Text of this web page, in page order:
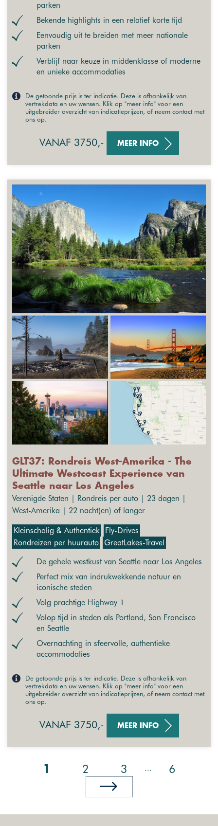
parken
Bekende highlights in een relatief korte tijd
Eenvoudig uit te breiden met meer nationale
parken
Verblijf naar keuze in middenklasse of moderne
en unieke accommodaties
De getoonde prijs is ter indicatie. Deze is afhankelijk van
vertrekdata en uw wensen. Klik op "meer info" voor een
uitgebreider overzicht van indicatieprijzen, of neem contact met
ons op.
VANAF 3750,- MEER INFO
GLT37: Rondreis West-Amerika - The
Ultimate Westcoast Experience van
Seattle naar Los Angeles
Verenigde Staten | Rondreis per auto | 23 dagen |
West-Amerika | 22 nacht(en) of langer
Kleinschalig & Authentiek
Fly-Drives
Rondreizen per huurauto GreatLakes-Travel
De gehele westkust van Seattle naar Los Angeles
Perfect mix van indrukwekkende natuur en
iconische steden
Volg prachtige Highway 1
Volop tijd in steden als Portland, San Francisco
en Seattle
Overnachting in sfeervolle, authentieke
accommodaties
De getoonde prijs is ter indicatie. Deze is afhankelijk van
vertrekdata en uw wensen. Klik op "meer info" voor een
uitgebreider overzicht van indicatieprijzen, of neem contact met
ons op.
VANAF 3750,- MEER INFO
1 2 3 ... 6